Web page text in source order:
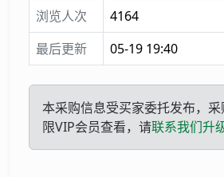
浏览人次
4164
最后更新
05-19 19:40
本采购信息受买家委托发布，采
限VIP会员查看，请联系我们升